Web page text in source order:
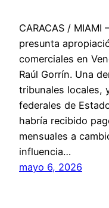
CARACAS /
presunta
comerciales en
Raúl Gorrín. Una
tribunales locales,
federales de
habría recibido
mensuales a
influencia…
mayo 6, 2026